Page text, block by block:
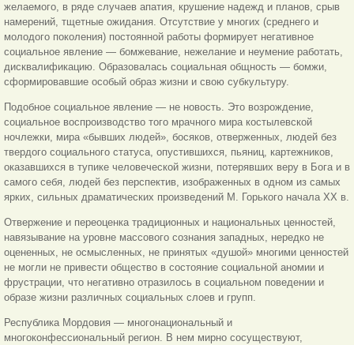
желаемого, в ряде случаев апатия, крушение надежд и планов, срыв
намерений, тщетные ожидания. Отсутствие у многих (среднего и
молодого поколения) постоянной работы формирует негативное
социальное явление — бомжевание, нежелание и неумение работать,
дисквалификацию. Образовалась социальная общность — бомжи,
сформировавшие особый образ жизни и свою субкультуру.
Подобное социальное явление — не новость. Это возрождение,
социальное воспроизводство того мрачного мира костылевской
ночлежки, мира «бывших людей», босяков, отверженных, людей без
твердого социального статуса, опустившихся, пьяниц, картежников,
оказавшихся в тупике человеческой жизни, потерявших веру в Бога и в
самого себя, людей без перспектив, изображенных в одном из самых
ярких, сильных драматических произведений М. Горького начала XX в.
Отвержение и переоценка традиционных и национальных ценностей,
навязывание на уровне массового сознания западных, нередко не
оцененных, не осмысленных, не принятых «душой» многими ценностей
не могли не привести общество в состояние социальной аномии и
фрустрации, что негативно отразилось в социальном поведении и
образе жизни различных социальных слоев и групп.
Республика Мордовия — многонациональный и
многоконфессиональный регион. В нем мирно сосуществуют,